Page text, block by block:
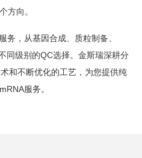
方向。
务，从基因合成、质粒制备、
同级别的QC选择。金斯瑞深耕分
和不断优化的工艺，为您提供纯
服务。